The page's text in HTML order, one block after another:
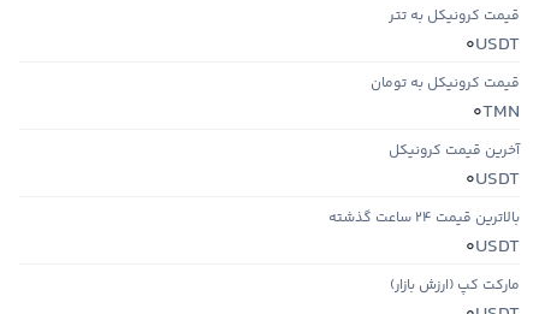
قیمت کرونیکل به تتر
USDT
0
قیمت کرونیکل به تومان
TMN
0
آخرین قیمت کرونیکل
USDT
0
بالاترین قیمت ۲۴ ساعت گذشته
USDT
0
مارکت کپ (ارزش بازار)